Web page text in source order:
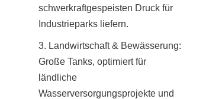
schwerkraftgespeisten Druck für
Industrieparks liefern.
3. Landwirtschaft & Bewässerung:
Große Tanks, optimiert für
ländliche
Wasserversorgungsprojekte und